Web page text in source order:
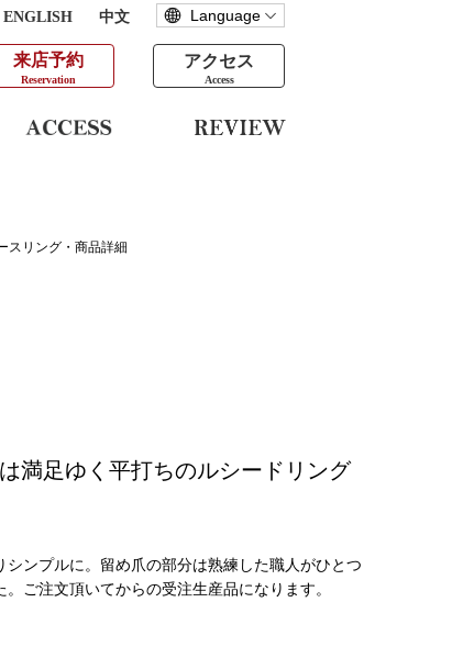
ENGLISH 中文
来店予約
Reservation
アクセス
Access
スリング・商品詳細
満足ゆく平打ちのルシードリング
ンプルに。留め爪の部分は熟練した職人がひとつ
ご注文頂いてからの受注生産品になります。